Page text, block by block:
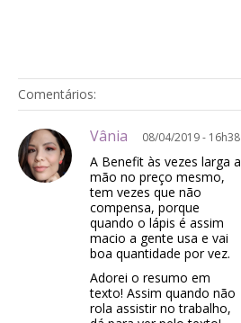
Comentários:
Vânia 08/04/2019 - 16h38
A Benefit às vezes larga a
mão no preço mesmo,
tem vezes que não
compensa, porque
quando o lápis é assim
macio a gente usa e vai
boa quantidade por vez.
Adorei o resumo em
texto! Assim quando não
rola assistir no trabalho,